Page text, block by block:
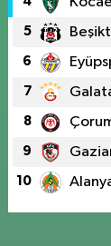
5
6
7
8
9
10